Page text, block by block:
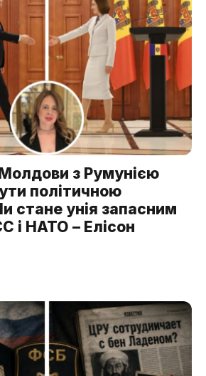
з Румунією
політичною
стане унія запасним
і НАТО – Елісон